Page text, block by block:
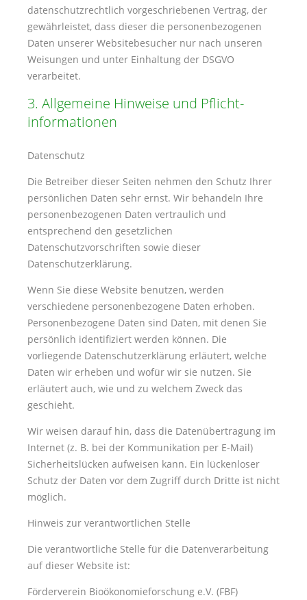
datenschutzrechtlich vorgeschriebenen Vertrag, der
gewährleistet, dass dieser die personenbezogenen
Daten unserer Websitebesucher nur nach unseren
Weisungen und unter Einhaltung der DSGVO
verarbeitet.
3. Allgemeine Hinweise und Pflicht­
informationen
Datenschutz
Die Betreiber dieser Seiten nehmen den Schutz Ihrer
persönlichen Daten sehr ernst. Wir behandeln Ihre
personenbezogenen Daten vertraulich und
entsprechend den gesetzlichen
Datenschutzvorschriften sowie dieser
Datenschutzerklärung.
Wenn Sie diese Website benutzen, werden
verschiedene personenbezogene Daten erhoben.
Personenbezogene Daten sind Daten, mit denen Sie
persönlich identifiziert werden können. Die
vorliegende Datenschutzerklärung erläutert, welche
Daten wir erheben und wofür wir sie nutzen. Sie
erläutert auch, wie und zu welchem Zweck das
geschieht.
Wir weisen darauf hin, dass die Datenübertragung im
Internet (z. B. bei der Kommunikation per E-Mail)
Sicherheitslücken aufweisen kann. Ein lückenloser
Schutz der Daten vor dem Zugriff durch Dritte ist nicht
möglich.
Hinweis zur verantwortlichen Stelle
Die verantwortliche Stelle für die Datenverarbeitung
auf dieser Website ist:
Förderverein Bioökonomieforschung e.V. (FBF)